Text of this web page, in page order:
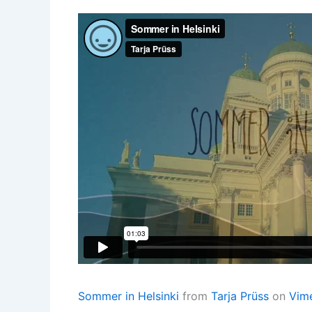
Sommer in Helsinki from Tarja Prüss on